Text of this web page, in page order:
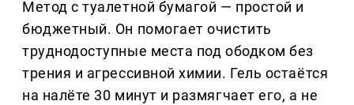
Метод с туалетной бумагой — простой и
бюджетный. Он помогает очистить
труднодоступные места под ободком без
трения и агрессивной химии. Гель остаётся
на налёте 30 минут и размягчает его, а не